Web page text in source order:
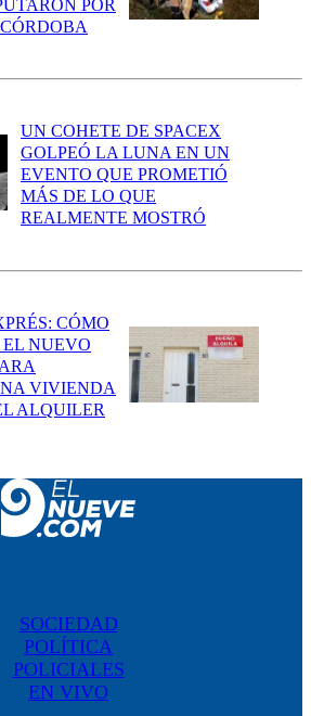
POR
UN COHETE DE SPACEX
GOLPEÓ LA LUNA EN UN
EVENTO QUE PROMETIÓ
MÁS DE LO QUE
REALMENTE MOSTRÓ
CÓMO
NUEVO
VIVIENDA
ALQUILER
SOCIEDAD
POLÍTICA
POLICIALES
EN VIVO